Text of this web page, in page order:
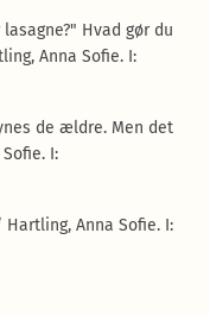
Hvad gør du
Anna Sofie. I:
de ældre. Men det
I:
Anna Sofie. I: